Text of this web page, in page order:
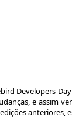
Developers
e assim
anteriores,